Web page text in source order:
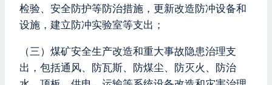
检验、安全防护等防治措施，更新改造防冲设备和
设施，建立防冲实验室等支出；
（三）煤矿安全生产改造和重大事故隐患治理支
出，包括通风、防瓦斯、防煤尘、防灭火、防治